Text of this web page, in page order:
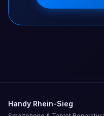
Handy Rhein-Sieg